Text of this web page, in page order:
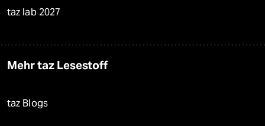
taz lab 2027
Mehr taz Lesestoff
taz Blogs